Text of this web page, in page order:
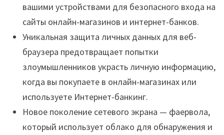
вашими устройствами для безопасного входа на
сайты онлайн-магазинов и интернет-банков.
Уникальная защита личных данных для веб-
браузера предотвращает попытки
злоумышленников украсть личную информацию,
когда вы покупаете в онлайн-магазинах или
используете Интернет-банкинг.
Новое поколение сетевого экрана — фаервола,
который использует облако для обнаружения и